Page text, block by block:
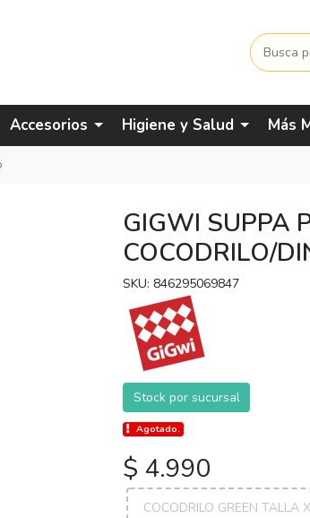
Accesorios Higiene y Salud Más
GIGWI SUPPA
COCODRILO/
SKU: 846295069847
Stock por sucursal
Agotado.
$ 4.990
COCODRILO GREEN TALLA